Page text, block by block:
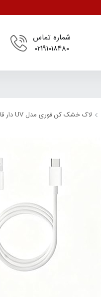
شماره تماس
02191018480
لاک خشک کن فوری مدل UV دار قابل حمل